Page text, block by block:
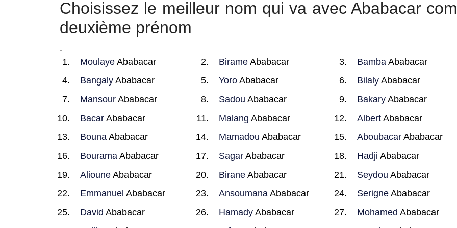
Choisissez le meilleur nom qui va avec Ababacar
deuxième prénom
.
Moulaye Ababacar BirameAbabacar Bamba Ababacar
Bangaly Ababacar YoroAbabacar Bilaly Ababacar
Mansour Ababacar Sadou Ababacar Bakary Ababacar
Bacar Ababacar Malang Ababacar Albert Ababacar
Bouna Ababacar Mamadou Ababacar Aboubacar Ababacar
Bourama Ababacar SagarAbabacar Hadji Ababacar
Alioune Ababacar BiraneAbabacar Seydou Ababacar
Emmanuel Ababacar AnsoumanaAbabacar Serigne Ababacar
David Ababacar HamadyAbabacar Mohamed Ababacar